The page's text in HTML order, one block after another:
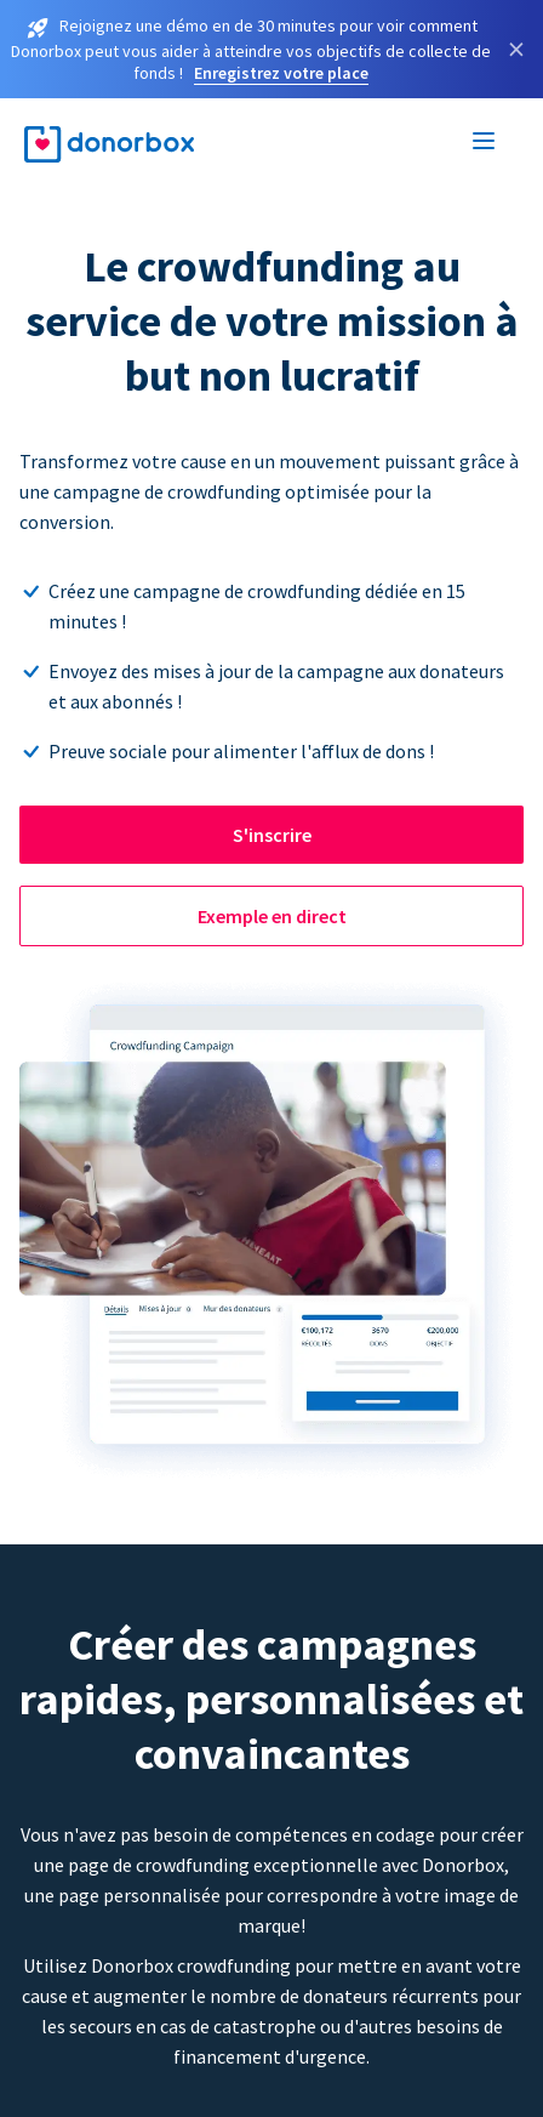
Rejoignez une démo en de 30 minutes pour voir comment
Donorbox peut vous aider à atteindre vos objectifs de collecte de
fonds !
Enregistrez votre place
×
Le crowdfunding au
service de votre mission à
but non lucratif
Transformez votre cause en un mouvement puissant grâce à
une campagne de crowdfunding optimisée pour la
conversion.
Créez une campagne de crowdfunding dédiée en 15
minutes !
Envoyez des mises à jour de la campagne aux donateurs
et aux abonnés !
Preuve sociale pour alimenter l'afflux de dons !
S'inscrire
Exemple en direct
Créer des campagnes
rapides, personnalisées et
convaincantes
Vous n'avez pas besoin de compétences en codage pour créer
une page de crowdfunding exceptionnelle avec Donorbox,
une page personnalisée pour correspondre à votre image de
marque!
Utilisez Donorbox crowdfunding pour mettre en avant votre
cause et augmenter le nombre de donateurs récurrents pour
les secours en cas de catastrophe ou d'autres besoins de
financement d'urgence.